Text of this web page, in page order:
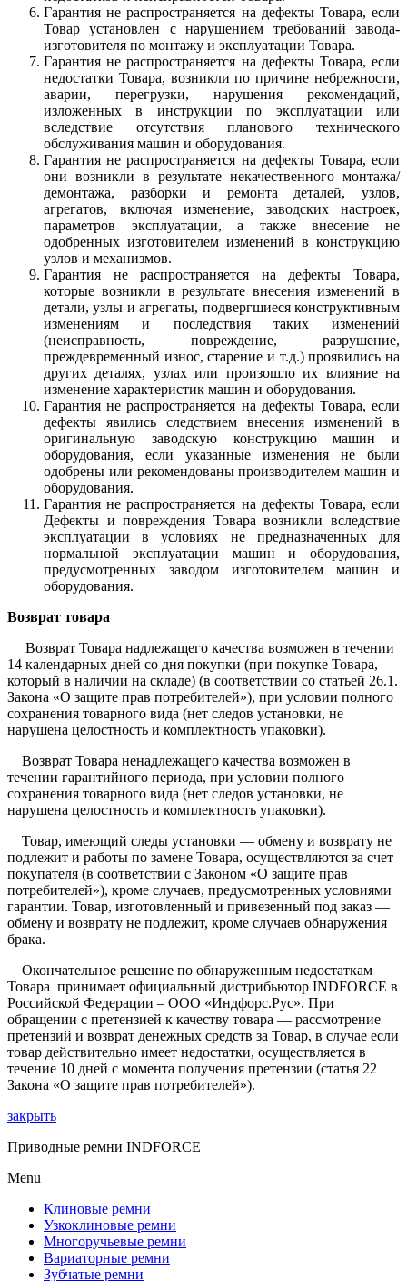
Гарантия не распространяется на дефекты Товара, если
Товар установлен с нарушением требований завода-
изготовителя по монтажу и эксплуатации Товара.
Гарантия не распространяется на дефекты Товара, если
недостатки Товара, возникли по причине небрежности,
аварии, перегрузки, нарушения рекомендаций,
изложенных в инструкции по эксплуатации или
вследствие отсутствия планового технического
обслуживания машин и оборудования.
Гарантия не распространяется на дефекты Товара, если
они возникли в результате некачественного монтажа/
демонтажа, разборки и ремонта деталей, узлов,
агрегатов, включая изменение, заводских настроек,
параметров эксплуатации, а также внесение не
одобренных изготовителем изменений в конструкцию
узлов и механизмов.
Гарантия не распространяется на дефекты Товара,
которые возникли в результате внесения изменений в
детали, узлы и агрегаты, подвергшиеся конструктивным
изменениям и последствия таких изменений
(неисправность, повреждение, разрушение,
преждевременный износ, старение и т.д.) проявились на
других деталях, узлах или произошло их влияние на
изменение характеристик машин и оборудования.
Гарантия не распространяется на дефекты Товара, если
дефекты явились следствием внесения изменений в
оригинальную заводскую конструкцию машин и
оборудования, если указанные из­менения не были
одобрены или рекомендованы производителем машин и
оборудования.
Гарантия не распространяется на дефекты Товара, если
Дефекты и повреждения Товара возникли вследствие
эксплуатации в условиях не предназначенных для
нормальной эксплуатации машин и оборудования,
предусмотренных заводом изготовителем машин и
оборудования.
Возврат товара
Возврат Товара надлежащего качества возможен в течении
14 календарных дней со дня покупки (при покупке Товара,
который в наличии на складе) (в соответствии со статьей 26.1.
Закона «О защите прав потребителей»), при условии полного
сохранения товарного вида (нет следов установки, не
нарушена целостность и комплектность упаковки).
Возврат Товара ненадлежащего качества возможен в
течении гарантийного периода, при условии полного
сохранения товарного вида (нет следов установки, не
нарушена целостность и комплектность упаковки).
Товар, имеющий следы установки — обмену и возврату не
подлежит и работы по замене Товара, осуществляются за счет
покупателя (в соответствии с Законом «О защите прав
потребителей»), кроме случаев, предусмотренных условиями
гарантии. Товар, изготовленный и привезенный под заказ —
обмену и возврату не подлежит, кроме случаев обнаружения
брака.
Окончательное решение по обнаруженным недостаткам
Товара принимает официальный дистрибьютор INDFORCE в
Российской Федерации – ООО «Индфорс.Рус». При
обращении с претензией к качеству товара — рассмотрение
претензий и возврат денежных средств за Товар, в случае если
товар действительно имеет недостатки, осуществляется в
течение 10 дней с момента получения претензии (статья 22
Закона «О защите прав потребителей»).
закрыть
Приводные ремни INDFORCE
Menu
Клиновые ремни
Узкоклиновые ремни
Многоручьевые ремни
Вариаторные ремни
Зубчатые ремни